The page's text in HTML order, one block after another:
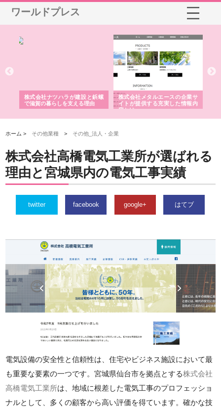
ワールドプレス
スの企業サ
した情報内
株式会社ＣＳＡの事業内容と強
みを徹底解説
株式会社山形道路が手がける
装工事と土木技術の全容
ホーム > その他業種 > その他_法人・企業
株式会社高橋電気工業所が選ばれる
理由と宮城県内の電気工事実績
twitter facebook google+ はてブ
電気設備の安全性と信頼性は、住宅やビジネス施設において最
も重要な要素の一つです。宮城県仙台市を拠点とする株式会社
高橋電気工業所は、地域に根差した電気工事のプロフェッショ
ナルとして、多くの顧客から高い評価を得ています。確かな技